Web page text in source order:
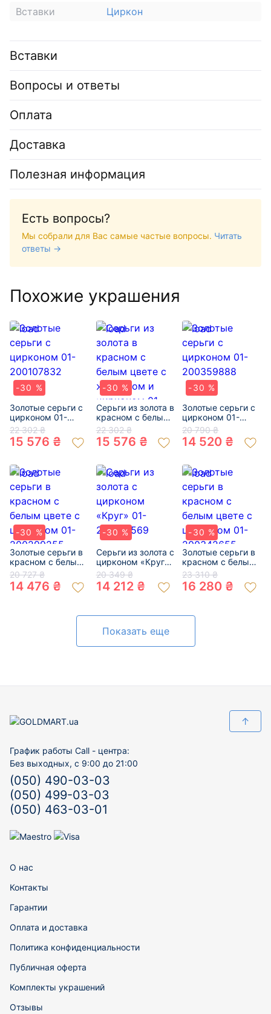
Вставки
Циркон
Вставки
Вопросы и ответы
Оплата
Доставка
Полезная информация
Есть вопросы?
Мы собрали для Вас самые частые вопросы. Читать
ответы →
Похожие украшения
-30 %
Золотые серьги с
цирконом 01-
200107832
22 302 ₴
15 576 ₴
-30 %
Серьги из золота в
красном с белым
цвете с жемчугом
и цирконом 01-
200164432
22 302 ₴
15 576 ₴
-30 %
Золотые серьги с
цирконом 01-
200359888
20 790 ₴
14 520 ₴
-30 %
Золотые серьги в
красном с белым
цвете с цирконом
01-200299255
20 727 ₴
14 476 ₴
-30 %
Серьги из золота с
цирконом «Круг»
01-200149569
20 349 ₴
14 212 ₴
-30 %
Золотые серьги в
красном с белым
цвете с цирконом
01-200342655
23 310 ₴
16 280 ₴
Показать еще
↑
График работы Call - центра:
Без выходных, с 9:00 до 21:00
(050) 490-03-03
(050) 499-03-03
(050) 463-03-01
О нас
Контакты
Гарантии
Оплата и доставка
Политика конфиденциальности
Публичная оферта
Комплекты украшений
Отзывы